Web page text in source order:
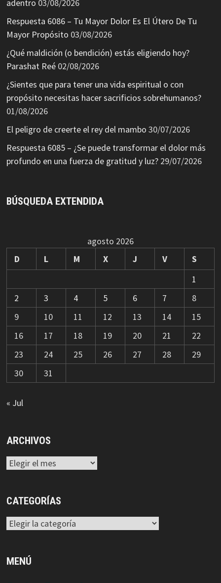
adentro 03/08/2026
Respuesta 6086 – Tu Mayor Dolor Es El Útero De Tu
Mayor Propósito 03/08/2026
¿Qué maldición (o bendición) estás eligiendo hoy?
Parashat Reé 02/08/2026
¿Sientes que para tener una vida espiritual o con
propósito necesitas hacer sacrificios sobrehumanos?
01/08/2026
El peligro de creerte el rey del mambo 30/07/2026
Respuesta 6085 – ¿Se puede transformar el dolor más
profundo en una fuerza de gratitud y luz? 29/07/2026
BÚSQUEDA EXTENDIDA
agosto 2026
D
L M X J V
S
1
2
3 4 5 6 7
8
9
10 11 12 13 14
15
16
17 18 19 20 21
22
23
24 25 26 27 28
29
30
31
« Jul
ARCHIVOS
Archivos
CATEGORÍAS
Categorías
MENÚ